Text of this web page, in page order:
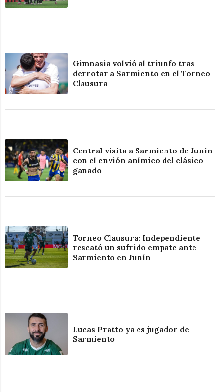
Gimnasia volvió al triunfo tras
derrotar a Sarmiento en el Torneo
Clausura
Central visita a Sarmiento de Junín
con el envión anímico del clásico
ganado
Torneo Clausura: Independiente
rescató un sufrido empate ante
Sarmiento en Junín
Lucas Pratto ya es jugador de
Sarmiento